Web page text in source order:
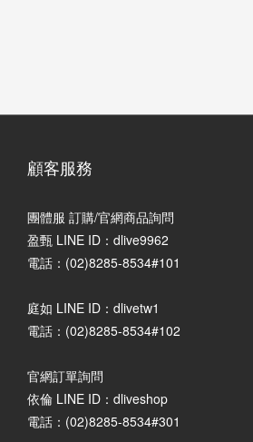
顧客服務
團體服 訂購/官網商品詢問
盈甄 LINE ID：dlive9962
電話：(02)8285-8534#101
庭如 LINE ID：dlivetw1
電話：(02)8285-8534#102
官網訂單詢問
依倫 LINE ID：dliveshop
電話：(02)8285-8534#301